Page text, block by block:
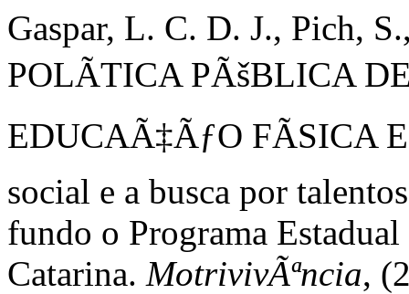
Gaspar, L. C. D. J., Pich,
POLÃTICA PÃšBLICA
EDUCAÃ‡ÃƒO FÃSICA
social e a busca por
fundo o Programa
Catarina. MotrivivÃªncia,